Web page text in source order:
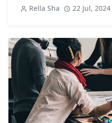
Rella Sha 22 Jul, 2024